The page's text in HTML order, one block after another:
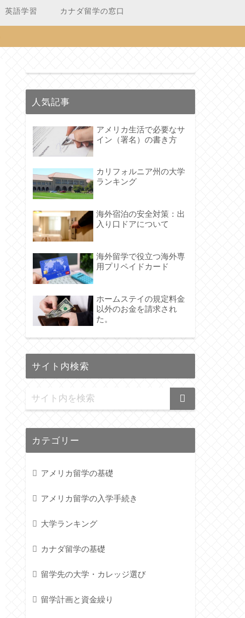
英語学習 カナダ留学の窓口
人気記事
アメリカ生活で必要なサ
イン（署名）の書き方
カリフォルニア州の大学
ランキング
海外宿泊の安全対策：出
入り口ドアについて
海外留学で役立つ海外専
用プリペイドカード
ホームステイの規定料金
以外のお金を請求され
た。
サイト内検索
カテゴリー
アメリカ留学の基礎
アメリカ留学の入学手続き
大学ランキング
カナダ留学の基礎
留学先の大学・カレッジ選び
留学計画と資金繰り